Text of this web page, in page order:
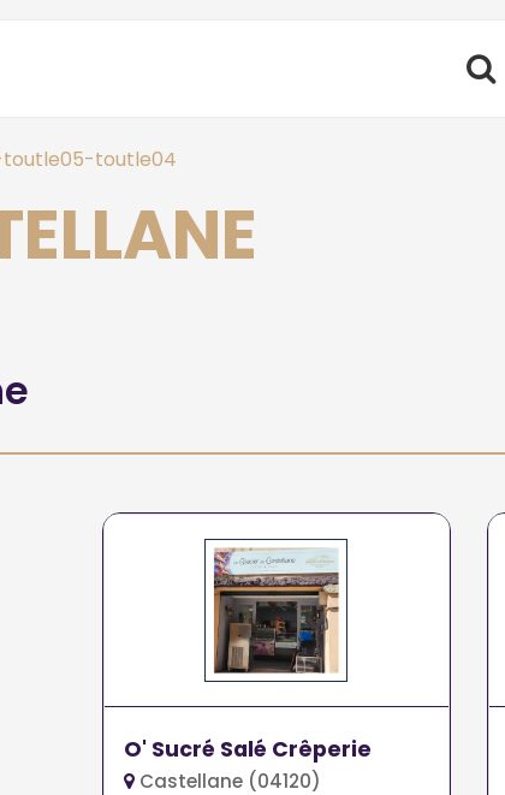
toutle04
O' Sucré Salé Crêperie
Castellane (04120)